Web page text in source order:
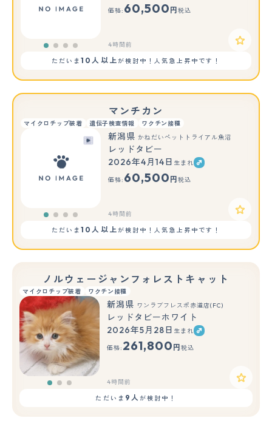
価格: 60,500 円 税込
4時間前
ただいま10人以上が検討中！人気急上昇中です！
マンチカン
マイクロチップ装着 遺伝子検査情報 ワクチン接種
新潟県 かねだいペットトライアル魚沼
レッドタビー
2026年4月14日 生まれ
価格: 60,500 円 税込
4時間前
ただいま10人以上が検討中！人気急上昇中です！
ノルウェージャンフォレストキャット
マイクロチップ装着 ワクチン接種
もっと見る
新潟県 ワンラブフレスポ赤道店(FC)
レッドタビーホワイト
2026年5月28日 生まれ
価格: 261,800 円 税込
4時間前
ただいま 9人が検討中！